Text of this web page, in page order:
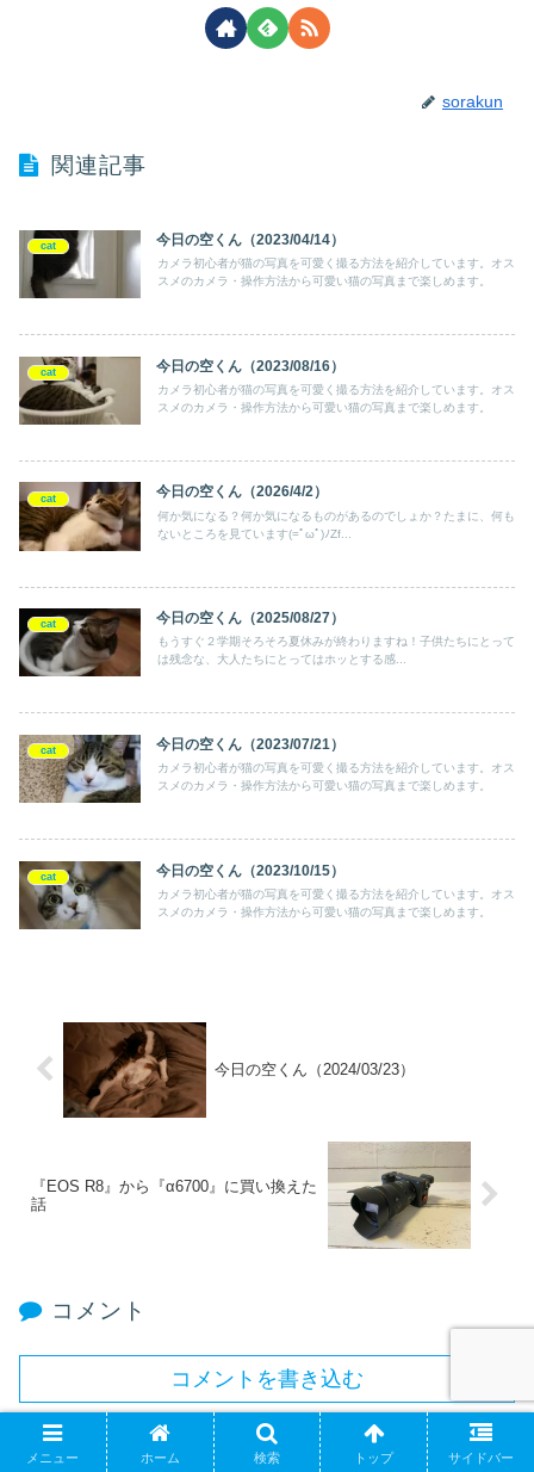
sorakun
関連記事
cat 今日の空くん（2023/04/14）
カメラ初心者が猫の写真を可愛く撮る方法を紹介しています。オス
スメのカメラ・操作方法から可愛い猫の写真まで楽しめます。
cat 今日の空くん（2023/08/16）
カメラ初心者が猫の写真を可愛く撮る方法を紹介しています。オス
スメのカメラ・操作方法から可愛い猫の写真まで楽しめます。
cat 今日の空くん（2026/4/2）
何か気になる？何か気になるものがあるのでしょか？たまに、何も
ないところを見ています(=ﾟωﾟ)ﾉZf...
cat 今日の空くん（2025/08/27）
もうすぐ２学期そろそろ夏休みが終わりますね！子供たちにとって
は残念な、大人たちにとってはホッとする感...
cat 今日の空くん（2023/07/21）
カメラ初心者が猫の写真を可愛く撮る方法を紹介しています。オス
スメのカメラ・操作方法から可愛い猫の写真まで楽しめます。
cat 今日の空くん（2023/10/15）
カメラ初心者が猫の写真を可愛く撮る方法を紹介しています。オス
スメのカメラ・操作方法から可愛い猫の写真まで楽しめます。
今日の空くん（2024/03/23）
『EOS R8』から『α6700』に買い換えた
話
コメント
コメントを書き込む
ホーム cat
メニュー ホーム 検索 トップ サイドバー